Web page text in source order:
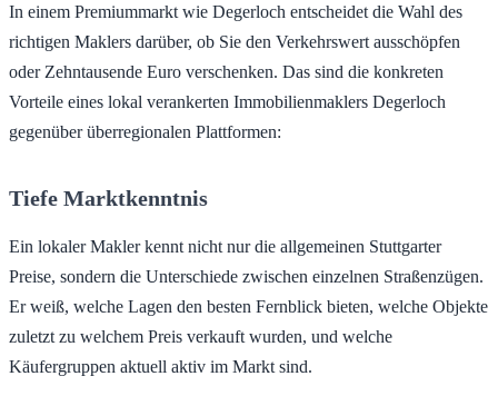
In einem Premiummarkt wie Degerloch entscheidet die Wahl des
richtigen Maklers darüber, ob Sie den Verkehrswert ausschöpfen
oder Zehntausende Euro verschenken. Das sind die konkreten
Vorteile eines lokal verankerten Immobilienmaklers Degerloch
gegenüber überregionalen Plattformen:
Tiefe Marktkenntnis
Ein lokaler Makler kennt nicht nur die allgemeinen Stuttgarter
Preise, sondern die Unterschiede zwischen einzelnen Straßenzügen.
Er weiß, welche Lagen den besten Fernblick bieten, welche Objekte
zuletzt zu welchem Preis verkauft wurden, und welche
Käufergruppen aktuell aktiv im Markt sind.